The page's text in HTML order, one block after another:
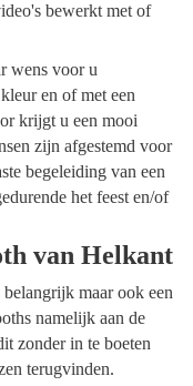
bewerkt met of
wens voor u
en of met een
krijgt u een mooi
zijn afgestemd voor
begeleiding van een
het feest en/of
van Helkant
maar ook een
namelijk aan de
zonder in te boeten
terugvinden.